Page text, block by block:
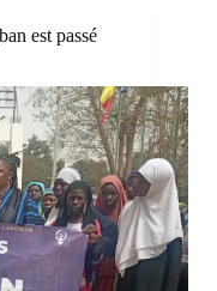
est passé